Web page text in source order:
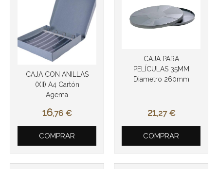
CAJA CON ANILLAS
(XII) A4 Cartón
Agema
16,76 €
COMPRAR
CAJA PARA
PELÍCULAS 35MM
Diametro 260mm
21,27 €
COMPRAR